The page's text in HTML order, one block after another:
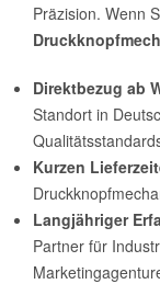
Präzision. Wenn
Direktbezug ab
Standort in
Kurzen
Langjähriger
Partner für